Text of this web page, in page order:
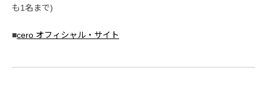
も1名まで)
■cero オフィシャル・サイト